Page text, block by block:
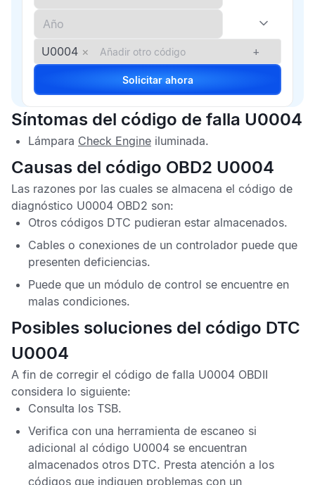
U0004 × +
Solicitar ahora
Síntomas del código de falla U0004
Lámpara Check Engine iluminada.
Causas del código OBD2 U0004
Las razones por las cuales se almacena el código de
diagnóstico U0004 OBD2 son:
Otros códigos DTC pudieran estar almacenados.
Cables o conexiones de un controlador puede que
presenten deficiencias.
Puede que un módulo de control se encuentre en
malas condiciones.
Posibles soluciones del código DTC
U0004
A fin de corregir el código de falla U0004 OBDII
considera lo siguiente:
Consulta los TSB.
Verifica con una herramienta de escaneo si
adicional al código U0004 se encuentran
almacenados otros DTC. Presta atención a los
códigos que indiquen problemas con un